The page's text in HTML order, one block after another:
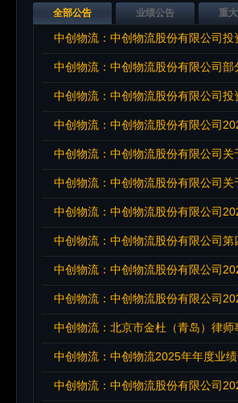
全部公告 业绩公告 重
中创物流：中创物流股份有限公司投
中创物流：中创物流股份有限公司
中创物流：中创物流股份有限公司
中创物流：中创物流股份有限公司
中创物流：中创物流股份有限公司
中创物流：中创物流股份有限公司
中创物流：中创物流股份有限公司
中创物流：中创物流股份有限公司
中创物流：中创物流股份有限公司
中创物流：中创物流股份有限公司
中创物流：北京市金杜（青岛）律
中创物流：中创物流2025年年度业
中创物流：中创物流股份有限公司